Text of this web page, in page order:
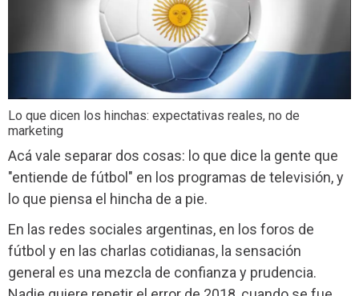
Lo que dicen los hinchas: expectativas reales, no de
marketing
Acá vale separar dos cosas: lo que dice la gente que
"entiende de fútbol" en los programas de televisión, y
lo que piensa el hincha de a pie.
En las redes sociales argentinas, en los foros de
fútbol y en las charlas cotidianas, la sensación
general es una mezcla de confianza y prudencia.